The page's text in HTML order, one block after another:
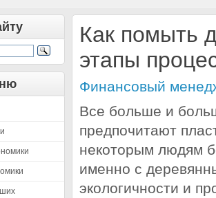
Как помыть
этапы
Финансовый
Все больше и
предпочитают
некоторым людям
именно с
экологичности и